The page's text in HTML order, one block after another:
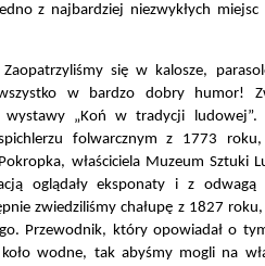
z najbardziej niezwykłych miejsc
się w kalosze,
w bardzo dobry humor!
wystawy „Koń w tradycji ludowej”.
folwarcznym z 1773
właściciela Muzeum Sztuki
oglądały eksponaty i z odwagą
zwiedziliśmy chałupę z 1827
Przewodnik, który opowiadał o
wodne, tak abyśmy mogli na